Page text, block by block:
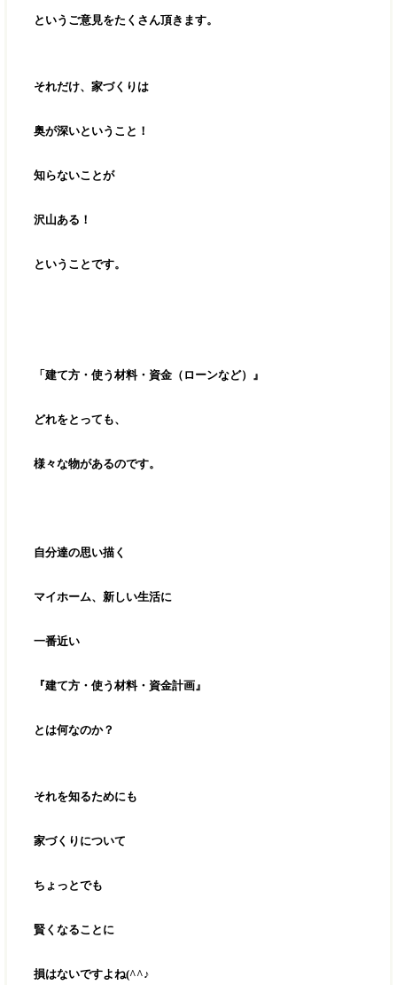
というご意見をたくさん頂きます。
それだけ、家づくりは
奥が深いということ！
知らないことが
沢山ある！
ということです。
「建て方・使う材料・資金（ローンなど）』
どれをとっても、
様々な物があるのです。
自分達の思い描く
マイホーム、新しい生活に
一番近い
『建て方・使う材料・資金計画』
とは何なのか？
それを知るためにも
家づくりについて
ちょっとでも
賢くなることに
損はないですよね(^^♪